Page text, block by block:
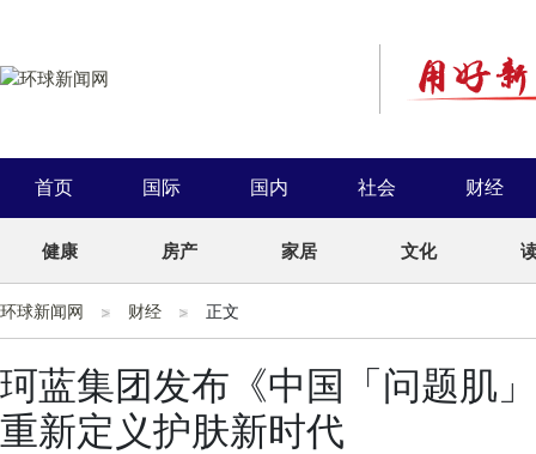
首页 国际 国内 社会 财经
健康 房产 家居 文化
环球新闻网 财经 正文
珂蓝集团发布《中国「问题肌
重新定义护肤新时代